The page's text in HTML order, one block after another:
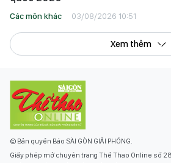
Các môn khác 03/08/2026 10:51
Xem thêm
© Bản quyền Báo SÀI GÒN GIẢI PHÓNG.
Giấy phép mở chuyên trang Thể Thao Online số